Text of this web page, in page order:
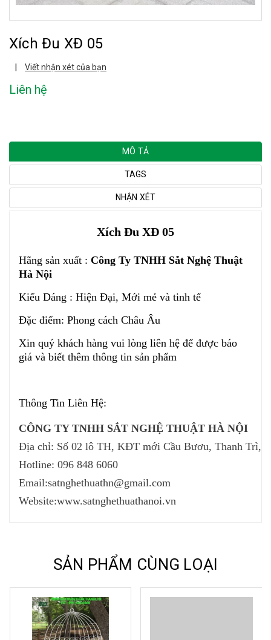
Xích Đu XĐ 05
Viết nhận xét của bạn
Liên hệ
MÔ TẢ
TAGS
NHẬN XÉT
Xích Đu XĐ 05
Hãng sản xuất : Công Ty TNHH Sắt Nghệ Thuật
Hà Nội
Kiểu Dáng : Hiện Đại, Mới mẻ và tinh tế
Đặc điểm: Phong cách Châu Âu
Xin quý khách hàng vui lòng liên hệ để được báo
giá và biết thêm thông tin sản phẩm
Thông Tin Liên Hệ:
CÔNG TY TNHH SẮT NGHỆ THUẬT HÀ NỘI
Địa chỉ: Số 02 lô TH, KĐT mới Cầu Bươu, Thanh Trì,
Hotline: 096 848 6060
Email:satnghethuathn@gmail.com
Website:www.satnghethuathanoi.vn
SẢN PHẨM CÙNG LOẠI